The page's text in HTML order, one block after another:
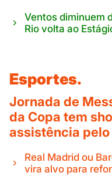
Ventos diminuem
Rio volta ao
Esportes.
Jornada de
da Copa tem
assistência
Real Madrid ou
vira alvo para